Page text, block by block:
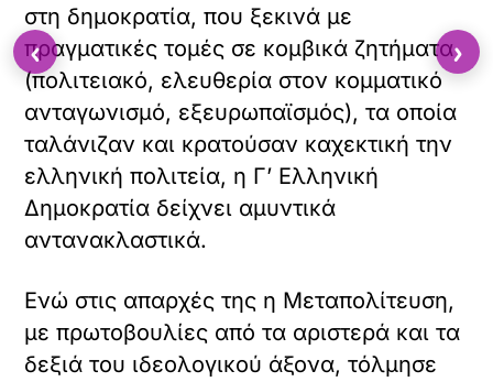
στη δημοκρατία, που ξεκινά με
πραγματικές τομές σε κομβικά ζητήματα
(πολιτειακό, ελευθερία στον κομματικό
ανταγωνισμό, εξευρωπαϊσμός), τα οποία
ταλάνιζαν και κρατούσαν καχεκτική την
ελληνική πολιτεία, η Γ’ Ελληνική
Δημοκρατία δείχνει αμυντικά
αντανακλαστικά.
Ενώ στις απαρχές της η Μεταπολίτευση,
με πρωτοβουλίες από τα αριστερά και τα
δεξιά του ιδεολογικού άξονα, τόλμησε
‹ ›